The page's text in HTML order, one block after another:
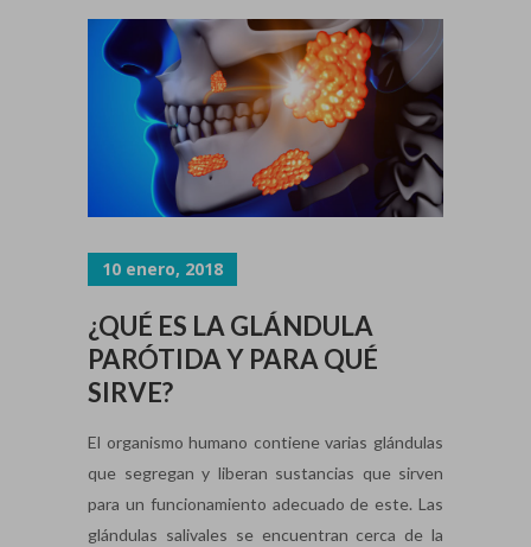
10 enero, 2018
¿QUÉ ES LA GLÁNDULA
PARÓTIDA Y PARA QUÉ
SIRVE?
El organismo humano contiene varias glándulas
que segregan y liberan sustancias que sirven
para un funcionamiento adecuado de este. Las
glándulas salivales se encuentran cerca de la